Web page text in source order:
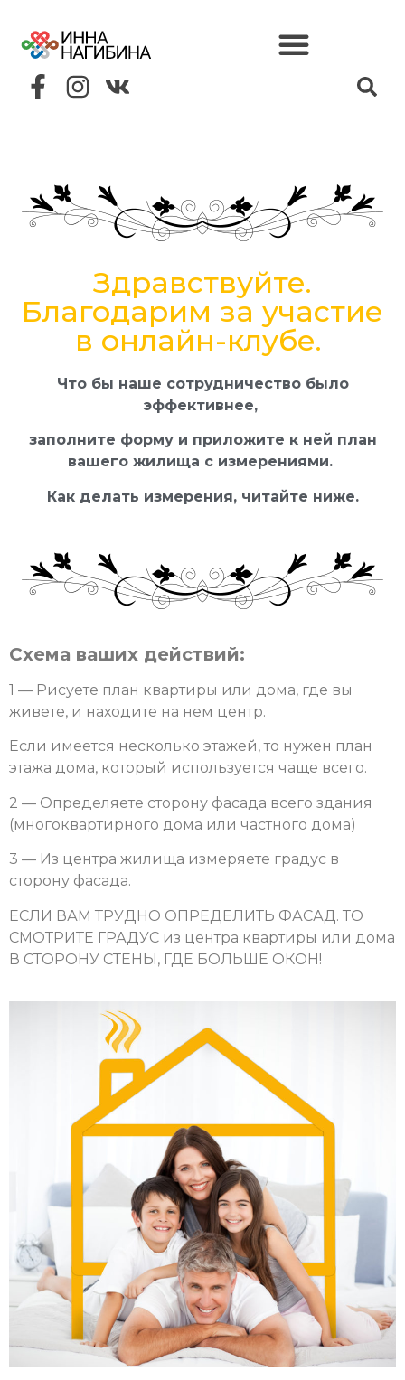
Здравствуйте.
Благодарим за участие
в онлайн-клубе.
Что бы наше сотрудничество было
эффективнее,
заполните форму и приложите к ней план
вашего жилища с измерениями.
Как делать измерения, читайте ниже.
Схема ваших действий:
1 — Рисуете план квартиры или дома, где вы
живете, и находите на нем центр.
Если имеется несколько этажей, то нужен план
этажа дома, который используется чаще всего.
2 — Определяете сторону фасада всего здания
(многоквартирного дома или частного дома)
3 — Из центра жилища измеряете градус в
сторону фасада.
ЕСЛИ ВАМ ТРУДНО ОПРЕДЕЛИТЬ ФАСАД. ТО
СМОТРИТЕ ГРАДУС из центра квартиры или дома
В СТОРОНУ СТЕНЫ, ГДЕ БОЛЬШЕ ОКОН!